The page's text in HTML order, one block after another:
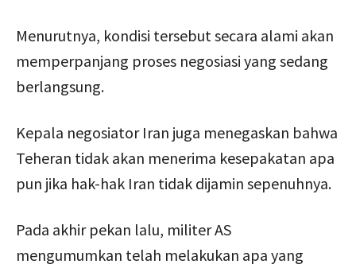
Menurutnya, kondisi tersebut secara alami akan
memperpanjang proses negosiasi yang sedang
berlangsung.
Kepala negosiator Iran juga menegaskan bahwa
Teheran tidak akan menerima kesepakatan apa
pun jika hak-hak Iran tidak dijamin sepenuhnya.
Pada akhir pekan lalu, militer AS
mengumumkan telah melakukan apa yang